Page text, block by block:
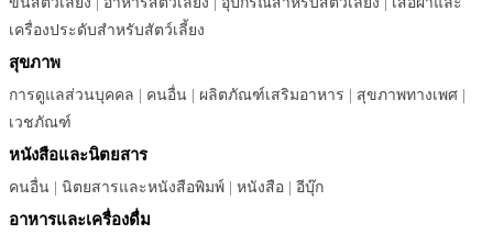
เครื่องประดับสำหรับสัตว์เลี้ยง
สุขภาพ
การดูแลส่วนบุคคล | คนอื่น | ผลิตภัณฑ์เสริมอาหาร | สุขภาพทางเพศ |
เวชภัณฑ์
หนังสือและนิตยสาร
คนอื่น | นิตยสารและหนังสือพิมพ์ | หนังสือ | อีบุ๊ก
อาหารและเครื่องดื่ม